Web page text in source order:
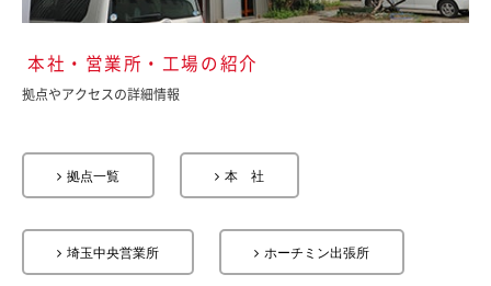
本社・営業所・工場の紹介
拠点やアクセスの詳細情報
拠点一覧 本 社
埼玉中央営業所 ホーチミン出張所